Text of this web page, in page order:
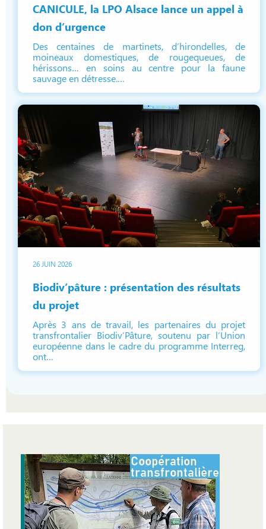
CANICULE, la LPO Alsace lance un appel à
don d’urgence
Des centaines de martinets, d’hirondelles, de
moineaux domestiques, de rougequeues, de
hérissons… en soins au centre pour la faune
sauvage en détresse.…
26 JUIN 2026
Biodiv’pâture : présentation des résultats
du projet
Après 3 ans de travail, les partenaires du projet
transfrontalier Biodiv’Pâture, soutenu par l’Union
européenne dans le cadre du programme Interreg,
ont…